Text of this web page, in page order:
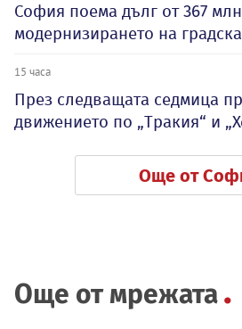
София поема дълг от 367
модернизирането на
15 часа
През следващата седмица
движението по „Тракия“ и
Още от
Още от мрежата